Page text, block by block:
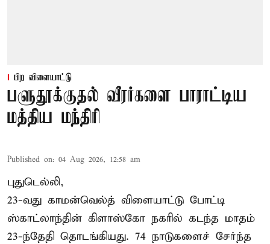
பிற விளையாட்டு
பளுதூக்குதல் வீரர்களை பாராட்டிய
மத்திய மந்திரி
Published on: 04 Aug 2026, 12:58 am
புதுடெல்லி,
23-வது காமன்வெல்த் விளையாட்டு போட்டி
ஸ்காட்லாந்தின் கிளாஸ்கோ நகரில் கடந்த மாதம்
23-ந்தேதி தொடங்கியது. 74 நாடுகளைச் சேர்ந்த